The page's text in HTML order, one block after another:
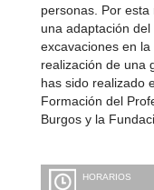
personas. Por
una adaptación
excavaciones en
realización de una
has sido realizado
Formación del
Burgos y la
HORARIOS